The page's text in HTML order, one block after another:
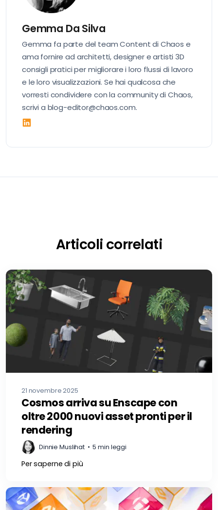
Gemma Da Silva
Gemma fa parte del team Content di Chaos e
ama fornire ad architetti, designer e artisti 3D
consigli pratici per migliorare i loro flussi di lavoro
e le loro visualizzazioni. Se hai qualcosa che
vorresti condividere con la community di Chaos,
scrivi a blog-editor@chaos.com.
Articoli correlati
21 novembre 2025
Cosmos arriva su Enscape con
oltre 2000 nuovi asset pronti per il
rendering
Dinnie Muslihat • 5 min leggi
Per saperne di più